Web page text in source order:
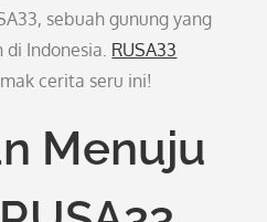
sebuah gunung yang
Indonesia. RUSA33
cerita seru ini!
Menuju